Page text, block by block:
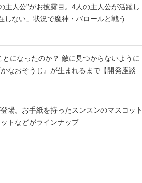
主人公”がお披露目。4人の主人公が活躍し
ない」状況で魔神・バロールと戦う
になったのか？ 敵に見つからないように
なおそうじ』が生まれるまで【開発座談
場。お手紙を持ったスンスンのマスコット
トなどがラインナップ